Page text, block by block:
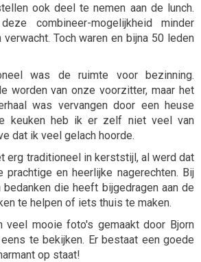
ook deel te nemen aan de lunch.
combineer-mogelijkheid minder
Toch waren en bijna 50 leden
was de ruimte voor bezinning.
worden van onze voorzitter, maar het
was vervangen door een heuse
keuken heb ik er zelf niet veel van
dat ik veel gelach hoorde.
erg traditioneel in kerststijl, al werd dat
prachtige en heerlijke nagerechten. Bij
die heeft bijgedragen aan de
te helpen of iets thuis te maken.
veel mooie foto's gemaakt door Bjorn
te bekijken. Er bestaat een goede
op staat!